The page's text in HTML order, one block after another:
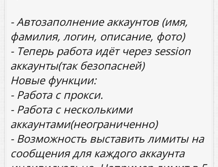
- Автозаполнение аккаунтов (имя,
фамилия, логин, описание, фото)
- Теперь работа идёт через session
аккаунты(так безопасней)
Новые функции:
- Работа с прокси.
- Работа с несколькими
аккаунтами(неограниченно)
- Возможность выставить лимиты на
сообщения для каждого аккаунта